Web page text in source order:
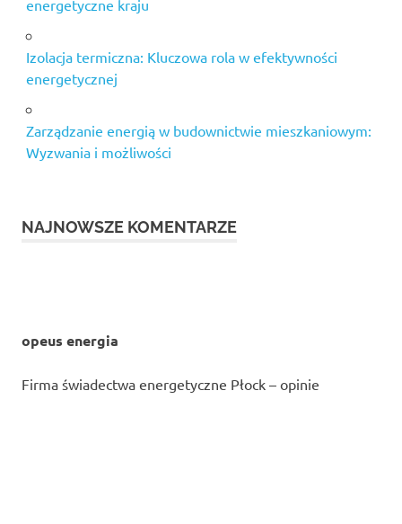
energetyczne kraju
Izolacja termiczna: Kluczowa rola w efektywności
energetycznej
Zarządzanie energią w budownictwie mieszkaniowym:
Wyzwania i możliwości
NAJNOWSZE KOMENTARZE
opeus energia
Firma świadectwa energetyczne Płock – opinie